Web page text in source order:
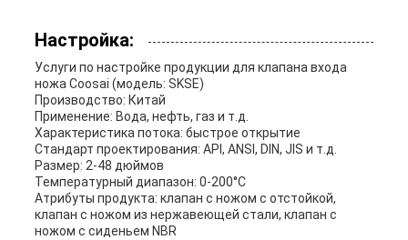
Настройка:
Услуги по настройке продукции для клапана входа
ножа Coosai (модель: SKSE)
Производство: Китай
Применение: Вода, нефть, газ и т.д.
Характеристика потока: быстрое открытие
Стандарт проектирования: API, ANSI, DIN, JIS и т.д.
Размер: 2-48 дюймов
Температурный диапазон: 0-200°C
Атрибуты продукта: клапан с ножом с отстойкой,
клапан с ножом из нержавеющей стали, клапан с
ножом с сиденьем NBR